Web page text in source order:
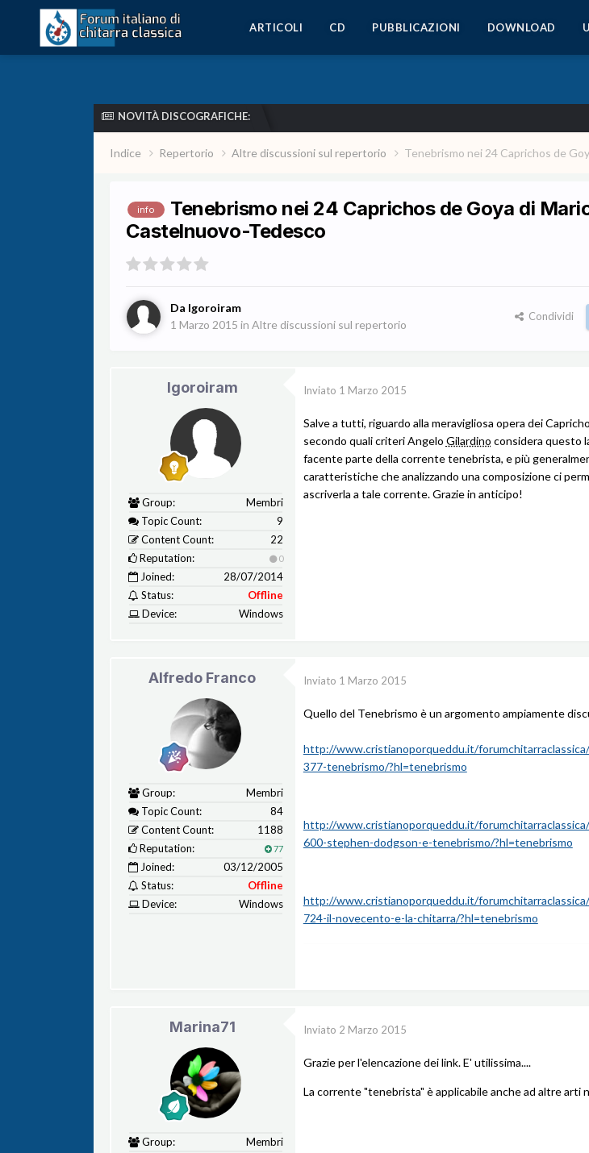
ARTICOLI CD PUBBLICAZIONI DOWNLOAD
NOVITÀ DISCOGRAFICHE:
Indice Repertorio Altre discussioni sul repertorio Tenebrismo nei 24 Caprichos de
info
Tenebrismo nei 24 Caprichos de Goya di
Castelnuovo-Tedesco
Da Igoroiram
1 Marzo 2015 in Altre discussioni sul repertorio
Condividi
Igoroiram
Group:
Membri
Topic Count:
9
Content Count:
22
Reputation:
0
Joined:
28/07/2014
Status:
Offline
Device:
Windows
Inviato 1 Marzo 2015
Salve a tutti, riguardo alla meravigliosa opera dei
secondo quali criteri Angelo Gilardino considera questo
facente parte della corrente tenebrista, e più
caratteristiche che analizzando una composizione ci
ascriverla a tale corrente. Grazie in anticipo!
Alfredo Franco
Group:
Membri
Topic Count:
84
Content Count:
1188
Reputation:
77
Joined:
03/12/2005
Status:
Offline
Device:
Windows
Inviato 1 Marzo 2015
Quello del Tenebrismo è un argomento ampiamente
http://www.cristianoporqueddu.it/
377-tenebrismo/?hl=tenebrismo
http://www.cristianoporqueddu.it/
600-stephen-dodgson-e-tenebrismo/?hl=tenebrismo
http://www.cristianoporqueddu.it/
724-il-novecento-e-la-chitarra/?hl=tenebrismo
Marina71
Group:
Membri
Inviato 2 Marzo 2015
Grazie per l'elencazione dei link. E' utilissima....
La corrente "tenebrista" è applicabile anche ad altre arti